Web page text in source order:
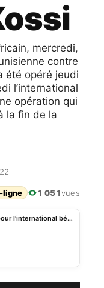
mercredi,
contre
été opéré jeudi
l’international
opération qui
la fin de la
ligne 1 051vues
Tunisie: saison terminée pour l’international béninois Rodrigue Kossi